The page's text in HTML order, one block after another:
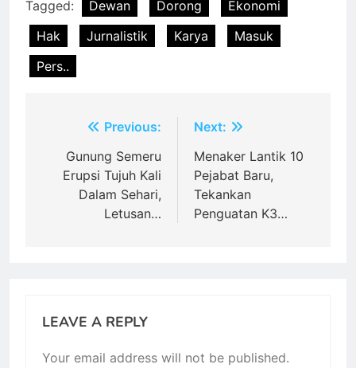
Tagged: Dewan Dorong
Ekonomi
Hak
Jurnalistik Karya
Masuk
Pers..
navigation
Previous:
Gunung Semeru
Erupsi Tujuh Kali
Dalam Sehari,
Letusan…
Next:
Menaker Lantik 10
Pejabat Baru,
Tekankan
Penguatan K3…
LEAVE A REPLY
Your email address will not be published.